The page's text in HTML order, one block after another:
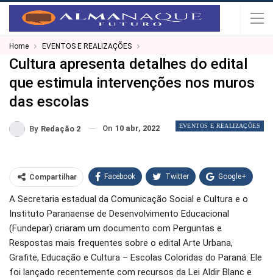
Home EVENTOS E REALIZAÇÕES
Cultura apresenta detalhes do edital
que estimula intervenções nos muros
das escolas
EVENTOS E REALIZAÇÕES
By Redação 2 On 10 abr, 2022
Compartilhar Facebook Twitter Google+
WhatsApp Pinterest
O email
A Secretaria estadual da Comunicação Social e Cultura e o
Instituto Paranaense de Desenvolvimento Educacional
(Fundepar) criaram um documento com Perguntas e
Respostas mais frequentes sobre o edital Arte Urbana,
Grafite, Educação e Cultura – Escolas Coloridas do Paraná. Ele
foi lançado recentemente com recursos da Lei Aldir Blanc e